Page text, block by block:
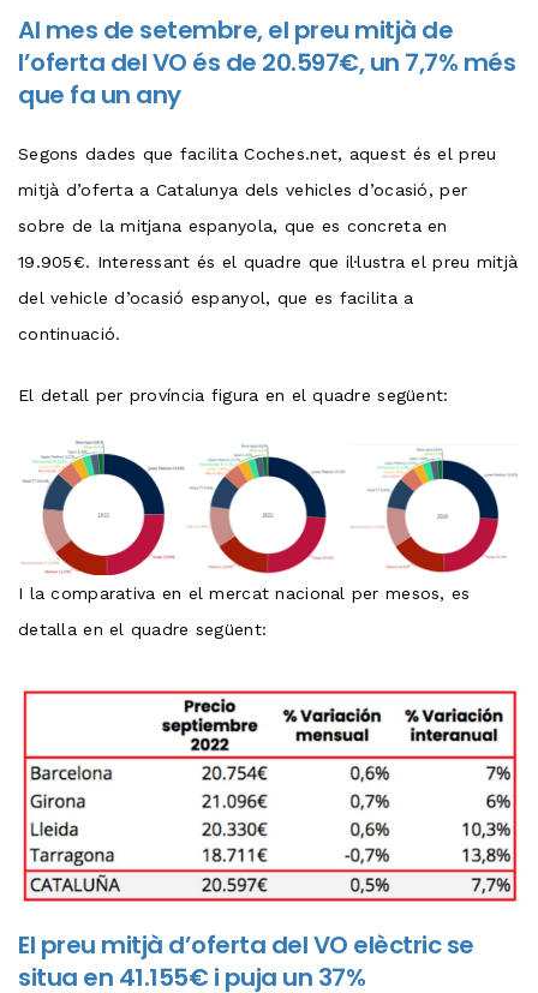
Al mes de setembre, el preu mitjà de
l’oferta del VO és de 20.597€, un 7,7% més
que fa un any
Segons dades que facilita Coches.net, aquest és el preu
mitjà d’oferta a Catalunya dels vehicles d’ocasió, per
sobre de la mitjana espanyola, que es concreta en
19.905€. Interessant és el quadre que il·lustra el preu mitjà
del vehicle d’ocasió espanyol, que es facilita a
continuació.
El detall per província figura en el quadre següent:
I la comparativa en el mercat nacional per mesos, es
detalla en el quadre següent:
El preu mitjà d’oferta del VO elèctric se
situa en 41.155€ i puja un 37%